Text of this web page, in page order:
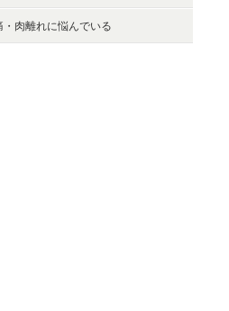
肉離れに悩んでいる